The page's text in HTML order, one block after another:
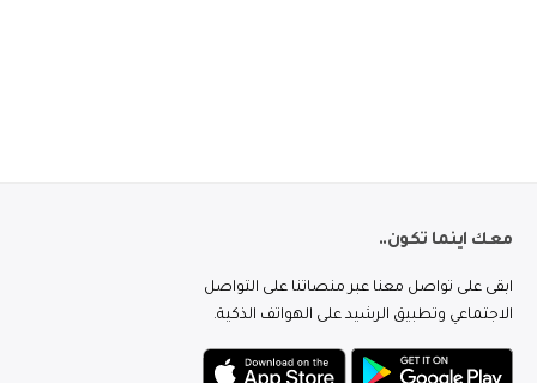
معك اينما تكون..
ابقى على تواصل معنا عبر منصاتنا على التواصل
الاجتماعي وتطبيق الرشيد على الهواتف الذكية.